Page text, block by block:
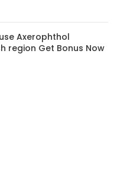
Axerophthol
region Get Bonus Now